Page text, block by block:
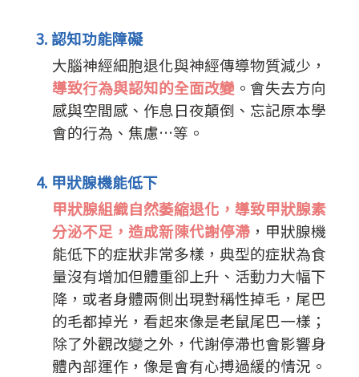
3. 認知功能障礙
大腦神經細胞退化與神經傳導物質減少，
導致行為與認知的全面改變 。會失去方向
感與空間感、作息日夜顛倒、忘記原本學
會的行為、焦慮…等。
4. 甲狀腺機能低下
甲狀腺組織自然萎縮退化，導致甲狀腺素
分泌不足，造成新陳代謝停滯 ，甲狀腺機
能低下的症狀非常多樣，典型的症狀為食
量沒有增加但體重卻上升、活動力大幅下
降，或者身體兩側出現對稱性掉毛，尾巴
的毛都掉光，看起來像是老鼠尾巴一樣；
除了外觀改變之外，代謝停滯也會影響身
體內部運作，像是會有心搏過緩的情況。